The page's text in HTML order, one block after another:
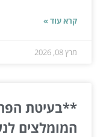
קרא עוד »
מרץ 08, 2026
**בעיטת
המומלצים